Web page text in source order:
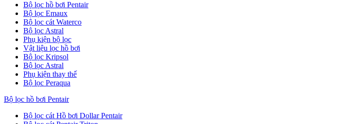
Bộ lọc hồ bơi Pentair
Bộ lọc Emaux
Bộ lọc cát Waterco
Bộ lọc Astral
Phụ kiện bộ lọc
Vật liệu lọc hồ bơi
Bộ lọc Kripsol
Bộ lọc Astral
Phụ kiện thay thế
Bộ lọc Peraqua
Bộ lọc hồ bơi Pentair
Bộ lọc cát Hồ bơi Dollar Pentair